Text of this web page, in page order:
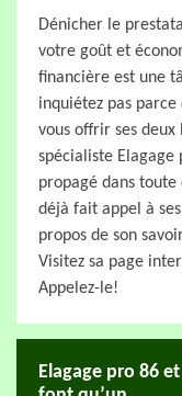
Dénicher le
votre goût et
financière est une
inquiétez pas
vous offrir ses
spécialiste Elagage
propagé dans
déjà fait appel à
propos de son
Visitez sa page
Appelez-le!
Elagage pro 86